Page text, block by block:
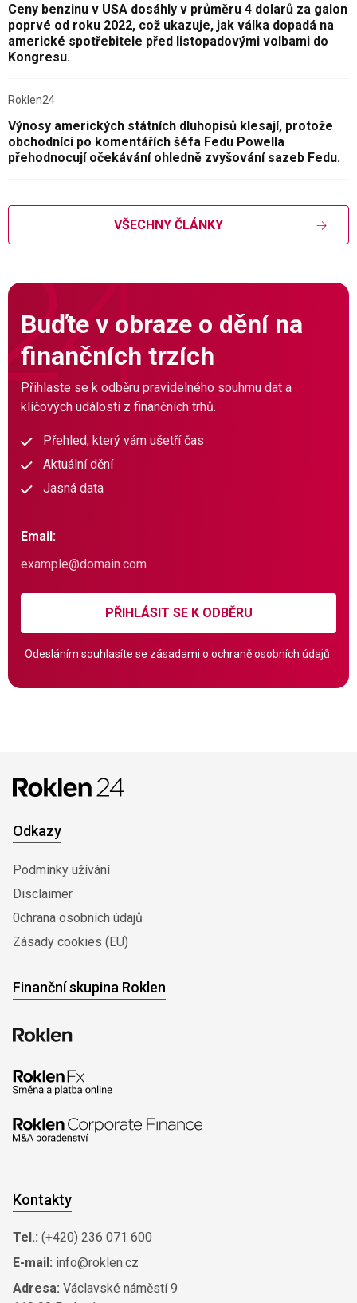
Ceny benzinu v USA dosáhly v průměru 4 dolarů za galon
poprvé od roku 2022, což ukazuje, jak válka dopadá na
americké spotřebitele před listopadovými volbami do
Kongresu.
Roklen24
Výnosy amerických státních dluhopisů klesají, protože
obchodníci po komentářích šéfa Fedu Powella
přehodnocují očekávání ohledně zvyšování sazeb Fedu.
VŠECHNY ČLÁNKY
Buďte v obraze o dění na
finančních trzích
Přihlaste se k odběru pravidelného souhrnu dat a
klíčových událostí z finančních trhů.
Přehled, který vám ušetří čas
Aktuální dění
Jasná data
Email:
PŘIHLÁSIT SE K ODBĚRU
Odesláním souhlasíte se zásadami o ochraně osobních údajů.
Odkazy
Podmínky užívání
Disclaimer
0chrana osobních údajů
Zásady cookies (EU)
Finanční skupina Roklen
Kontakty
Tel.: (+420) 236 071 600
E-mail: info@roklen.cz
Adresa: Václavské náměstí 9